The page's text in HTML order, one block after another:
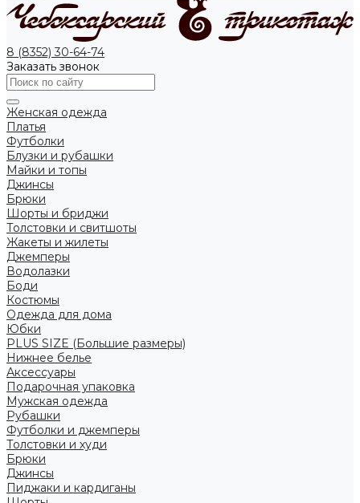
8 (8352) 30-64-74
Заказать звонок
Женская одежда
Платья
Футболки
Блузки и рубашки
Майки и топы
Джинсы
Брюки
Шорты и бриджи
Толстовки и свитшоты
Жакеты и жилеты
Джемперы
Водолазки
Боди
Костюмы
Одежда для дома
Юбки
PLUS SIZE (Большие размеры)
Нижнее белье
Аксессуары
Подарочная упаковка
Мужская одежда
Рубашки
Футболки и джемперы
Толстовки и худи
Брюки
Джинсы
Пиджаки и кардиганы